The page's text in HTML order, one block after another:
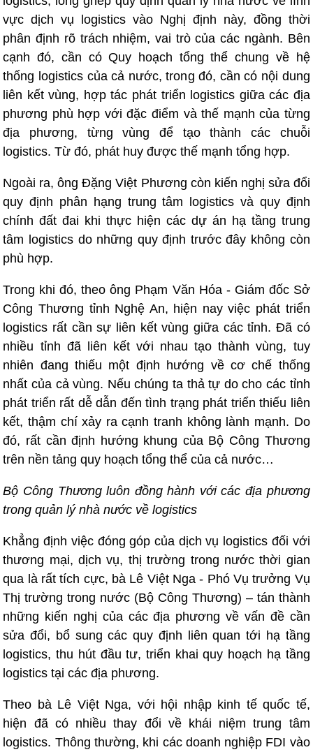
vực dịch vụ logistics vào Nghị định này, đồng thời
phân định rõ trách nhiệm, vai trò của các ngành. Bên
cạnh đó, cần có Quy hoạch tổng thể chung về hệ
thống logistics của cả nước, trong đó, cần có nội dung
liên kết vùng, hợp tác phát triển logistics giữa các địa
phương phù hợp với đặc điểm và thế mạnh của từng
địa phương, từng vùng để tạo thành các chuỗi
logistics. Từ đó, phát huy được thế mạnh tổng hợp.
Ngoài ra, ông Đặng Việt Phương còn kiến nghị sửa đổi
quy định phân hạng trung tâm logistics và quy định
chính đất đai khi thực hiện các dự án hạ tầng trung
tâm logistics do những quy định trước đây không còn
phù hợp.
Trong khi đó, theo ông Phạm Văn Hóa - Giám đốc Sở
Công Thương tỉnh Nghệ An, hiện nay việc phát triển
logistics rất cần sự liên kết vùng giữa các tỉnh. Đã có
nhiều tỉnh đã liên kết với nhau tạo thành vùng, tuy
nhiên đang thiếu một định hướng về cơ chế thống
nhất của cả vùng. Nếu chúng ta thả tự do cho các tỉnh
phát triển rất dễ dẫn đến tình trạng phát triển thiếu liên
kết, thậm chí xảy ra cạnh tranh không lành mạnh. Do
đó, rất cần định hướng khung của Bộ Công Thương
trên nền tảng quy hoạch tổng thể của cả nước…
Bộ Công Thương luôn đồng hành với các địa phương
trong quản lý nhà nước về logistics
Khẳng định việc đóng góp của dịch vụ logistics đối với
thương mại, dịch vụ, thị trường trong nước thời gian
qua là rất tích cực, bà Lê Việt Nga - Phó Vụ trưởng Vụ
Thị trường trong nước (Bộ Công Thương) – tán thành
những kiến nghị của các địa phương về vấn đề cần
sửa đổi, bổ sung các quy định liên quan tới hạ tầng
logistics, thu hút đầu tư, triển khai quy hoạch hạ tầng
logistics tại các địa phương.
Theo bà Lê Việt Nga, với hội nhập kinh tế quốc tế,
hiện đã có nhiều thay đổi về khái niệm trung tâm
logistics. Thông thường, khi các doanh nghiệp FDI vào